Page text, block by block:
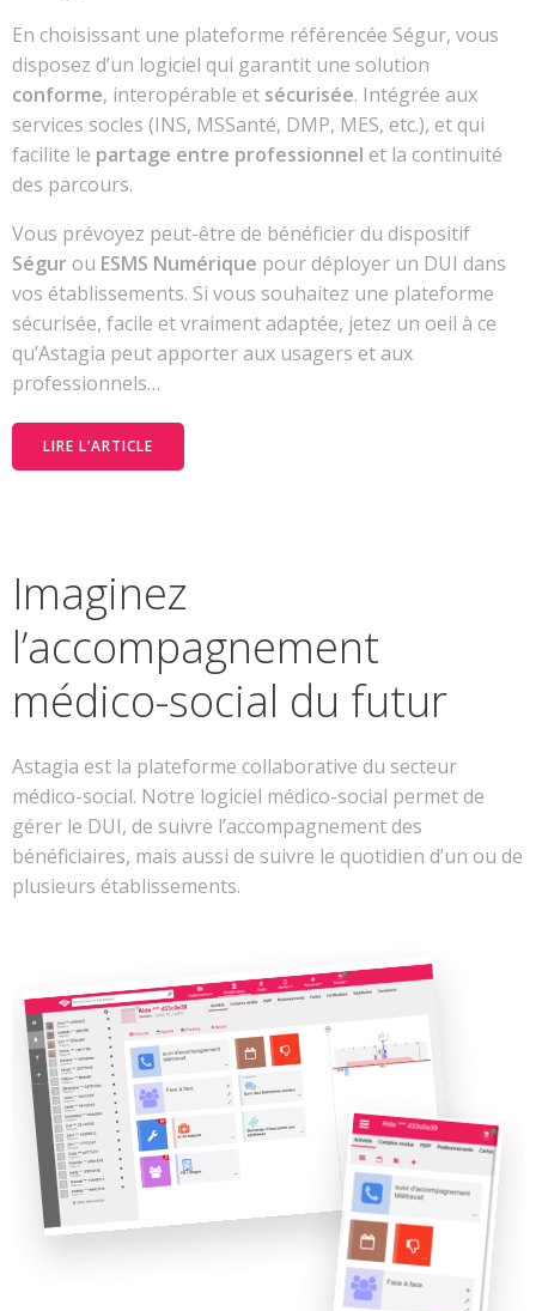
En choisissant une plateforme référencée Ségur, vous
disposez d’un logiciel qui garantit une solution
conforme, interopérable et sécurisée. Intégrée aux
services socles (INS, MSSanté, DMP, MES, etc.), et qui
facilite le partage entre professionnel et la continuité
des parcours.
Vous prévoyez peut-être de bénéficier du dispositif
Ségur ou ESMS Numérique pour déployer un DUI dans
vos établissements. Si vous souhaitez une plateforme
sécurisée, facile et vraiment adaptée, jetez un oeil à ce
qu’Astagia peut apporter aux usagers et aux
professionnels…
LIRE L’ARTICLE
Imaginez
l’accompagnement
médico-social du futur
Astagia est la plateforme collaborative du secteur
médico-social. Notre logiciel médico-social permet de
gérer le DUI, de suivre l’accompagnement des
bénéficiaires, mais aussi de suivre le quotidien d’un ou de
plusieurs établissements.